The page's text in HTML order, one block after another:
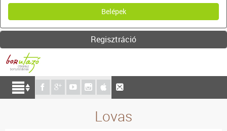
Regisztráció
Lovas